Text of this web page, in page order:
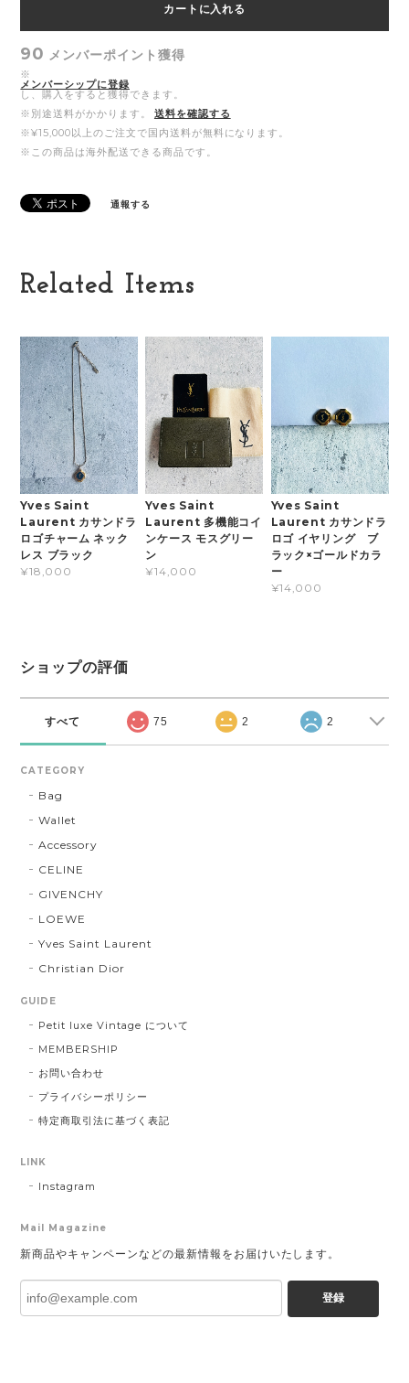
カートに入れる
90 メンバーポイント 獲得
※
メンバーシップに登録
し、購入をすると獲得できます。
※別途送料がかかります。
送料を確認する
※¥15,000以上のご注文で国内送料が無料になります。
※この商品は海外配送できる商品です。
通報する
Related Items
Yves Saint
Laurent カサンドラ
ロゴチャーム ネック
レス ブラック
¥18,000
Yves Saint
Laurent 多機能コイ
ンケース モスグリー
ン
¥14,000
Yves Saint
Laurent カサンドラ
ロゴ イヤリング ブ
ラック×ゴールドカラ
ー
¥14,000
ショップの評価
すべて 75 2 2
CATEGORY
Bag
Wallet
Accessory
CELINE
GIVENCHY
LOEWE
Yves Saint Laurent
Christian Dior
GUIDE
Petit luxe Vintage について
MEMBERSHIP
お問い合わせ
プライバシーポリシー
特定商取引法に基づく表記
LINK
Instagram
Mail Magazine
新商品やキャンペーンなどの最新情報をお届けいたします。
登録